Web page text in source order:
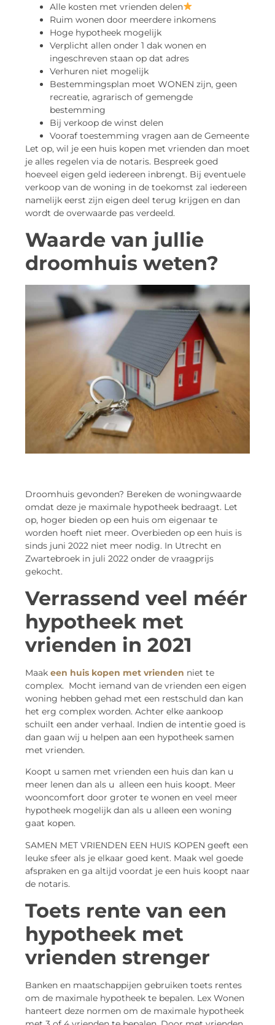
Alle kosten met vrienden delen
Ruim wonen door meerdere inkomens
Hoge hypotheek mogelijk
Verplicht allen onder 1 dak wonen en
ingeschreven staan op dat adres
Verhuren niet mogelijk
Bestemmingsplan moet WONEN zijn, geen
recreatie, agrarisch of gemengde
bestemming
Bij verkoop de winst delen
Vooraf toestemming vragen aan de Gemeente
Let op, wil je een huis kopen met vrienden dan moet
je alles regelen via de notaris. Bespreek goed
hoeveel eigen geld iedereen inbrengt. Bij eventuele
verkoop van de woning in de toekomst zal iedereen
namelijk eerst zijn eigen deel terug krijgen en dan
wordt de overwaarde pas verdeeld.
Waarde van jullie
droomhuis weten?
Droomhuis gevonden? Bereken de woningwaarde
omdat deze je maximale hypotheek bedraagt. Let
op, hoger bieden op een huis om eigenaar te
worden hoeft niet meer. Overbieden op een huis is
sinds juni 2022 niet meer nodig. In Utrecht en
Zwartebroek in juli 2022 onder de vraagprijs
gekocht.
Verrassend veel méér
hypotheek met
vrienden in 2021
Maak een huis kopen met vrienden niet te
complex. Mocht iemand van de vrienden een eigen
woning hebben gehad met een restschuld dan kan
het erg complex worden. Achter elke aankoop
schuilt een ander verhaal. Indien de intentie goed is
dan gaan wij u helpen aan een hypotheek samen
met vrienden.
Koopt u samen met vrienden een huis dan kan u
meer lenen dan als u alleen een huis koopt. Meer
wooncomfort door groter te wonen en veel meer
hypotheek mogelijk dan als u alleen een woning
gaat kopen.
SAMEN MET VRIENDEN EEN HUIS KOPEN geeft een
leuke sfeer als je elkaar goed kent. Maak wel goede
afspraken en ga altijd voordat je een huis koopt naar
de notaris.
Toets rente van een
hypotheek met
vrienden strenger
Banken en maatschappijen gebruiken toets rentes
om de maximale hypotheek te bepalen. Lex Wonen
hanteert deze normen om de maximale hypotheek